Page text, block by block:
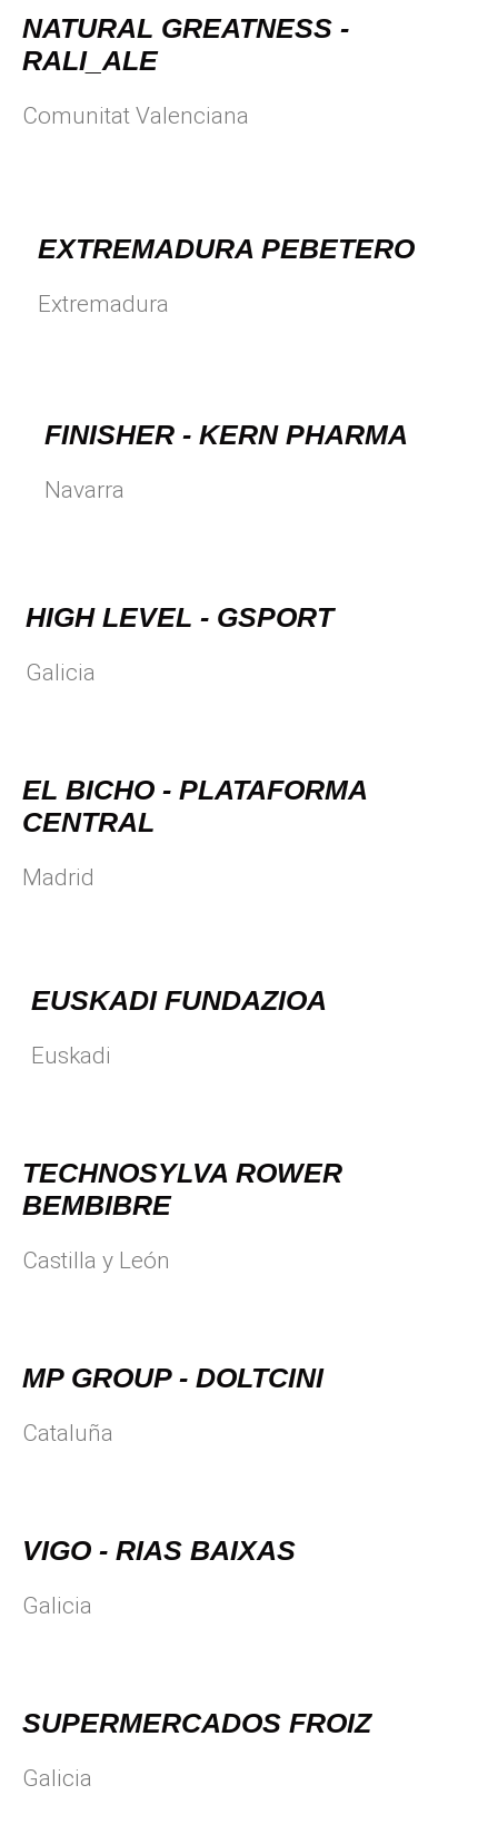
NATURAL GREATNESS -
RALI_ALE
Comunitat Valenciana
EXTREMADURA PEBETERO
Extremadura
FINISHER - KERN PHARMA
Navarra
HIGH LEVEL - GSPORT
Galicia
EL BICHO - PLATAFORMA
CENTRAL
Madrid
EUSKADI FUNDAZIOA
Euskadi
TECHNOSYLVA ROWER
BEMBIBRE
Castilla y León
MP GROUP - DOLTCINI
Cataluña
VIGO - RIAS BAIXAS
Galicia
SUPERMERCADOS FROIZ
Galicia